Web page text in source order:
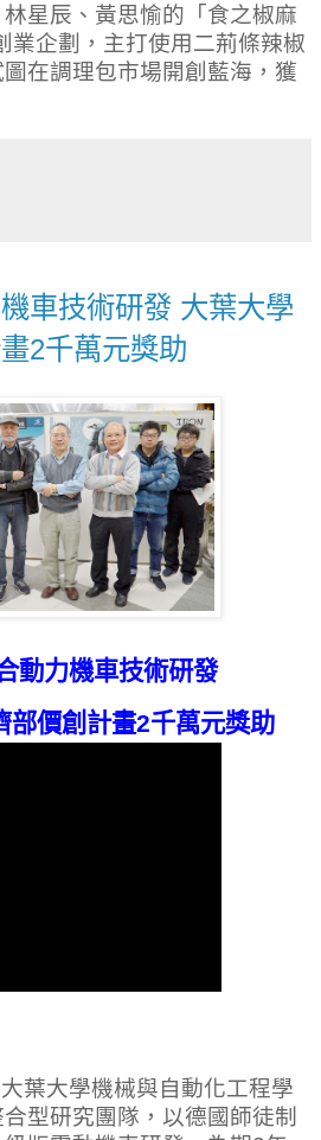
星辰、黃思愉的「食之椒麻
業企劃，主打使用二荊條辣椒
在調理包市場開創藍海，獲
車技術研發 大葉大學
2千萬元獎助
動力機車技術研發
部價創計畫2千萬元獎助
葉大學機械與自動化工程學
型研究團隊，以德國師徒制